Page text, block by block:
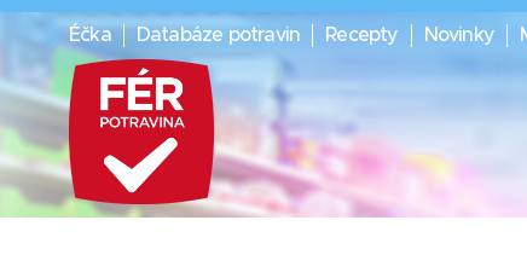
Éčka Databáze potravin Recepty Novinky